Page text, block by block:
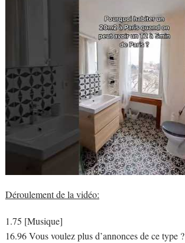
Déroulement de la vidéo:
1.75 [Musique]
16.96 Vous voulez plus d’annonces de ce type ?